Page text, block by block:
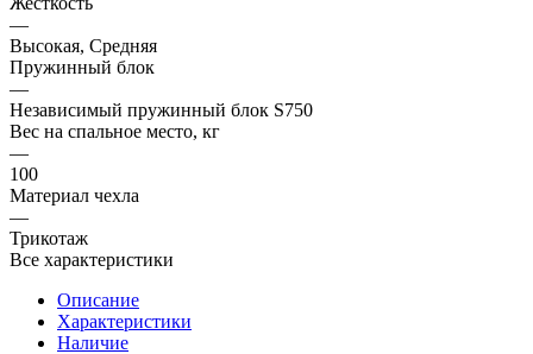
—
Высокая, Средняя
Пружинный блок
—
Независимый пружинный блок S750
Вес на спальное место, кг
—
100
Материал чехла
—
Трикотаж
Все характеристики
Описание
Характеристики
Наличие